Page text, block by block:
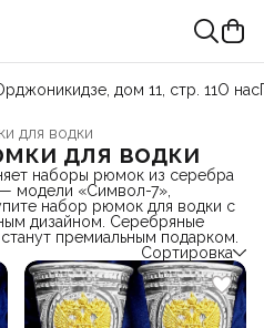
дом 11, стр. 11О нас
для водки
для водки
наборы рюмок из серебра
модели «Символ-7»,
набор рюмок для водки с
дизайном. Серебряные
премиальным подарком.
Сортировка